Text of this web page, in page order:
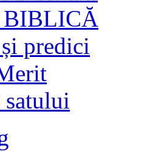
predici